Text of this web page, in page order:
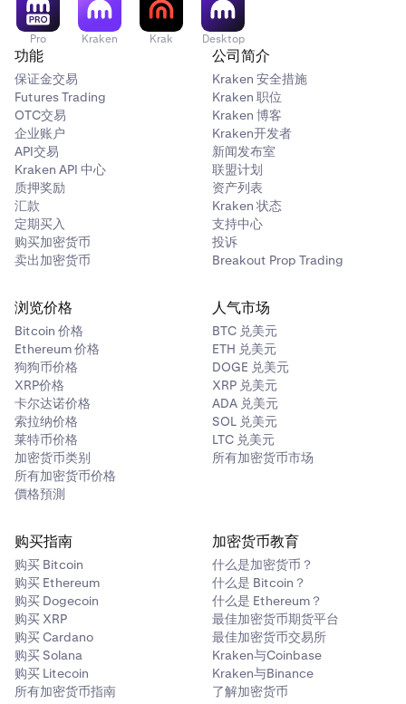
Pro Kraken Krak Desktop
功能
保证金交易
Futures Trading
OTC交易
企业账户
API交易
Kraken API 中心
质押奖励
汇款
定期买入
购买加密货币
卖出加密货币
公司简介
Kraken 安全措施
Kraken 职位
Kraken 博客
Kraken开发者
新闻发布室
联盟计划
资产列表
Kraken 状态
支持中心
投诉
Breakout Prop Trading
浏览价格
Bitcoin 价格
Ethereum 价格
狗狗币价格
XRP价格
卡尔达诺价格
索拉纳价格
莱特币价格
加密货币类别
所有加密货币价格
價格預測
人气市场
BTC 兑美元
ETH 兑美元
DOGE 兑美元
XRP 兑美元
ADA 兑美元
SOL 兑美元
LTC 兑美元
所有加密货币市场
购买指南
购买 Bitcoin
购买 Ethereum
购买 Dogecoin
购买 XRP
购买 Cardano
购买 Solana
购买 Litecoin
所有加密货币指南
加密货币教育
什么是加密货币？
什么是 Bitcoin？
什么是 Ethereum？
最佳加密货币期货平台
最佳加密货币交易所
Kraken与Coinbase
Kraken与Binance
了解加密货币